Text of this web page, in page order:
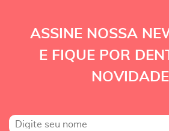
ASSINE NOSSA
E FIQUE POR